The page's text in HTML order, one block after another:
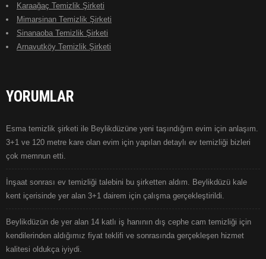
Karaağaç Temizlik Şirketi
Mimarsinan Temizlik Şirketi
Sinanaoba Temizlik Şirketi
Arnavutköy Temizlik Şirketi
YORUMLAR
Esma temizlik şirketi ile Beylikdüzüne yeni taşındığım evim için anlaşım.
3+1 ve 120 metre kare olan evim için yapılan detaylı ev temizliği bizleri
çok memnun etti.
İnşaat sonrası ev temizliği talebini bu şirketten aldım. Beylikdüzü kale
kent içerisinde yer alan 3+1 dairem için çalışma gerçekleştirildi.
Beylikdüzün de yer alan 14 katlı iş hanının dış cephe cam temizliği için
kendilerinden aldığımız fiyat teklifi ve sonrasında gerçekleşen hizmet
kalitesi oldukça iyiydi.